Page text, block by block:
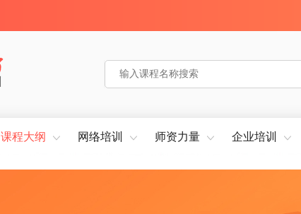
课程大纲 网络培训 师资力量 企业培训